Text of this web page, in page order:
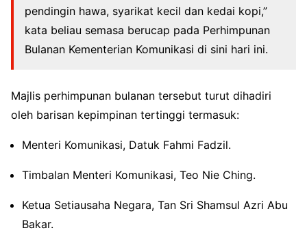
pendingin hawa, syarikat kecil dan kedai kopi,”
kata beliau semasa berucap pada Perhimpunan
Bulanan Kementerian Komunikasi di sini hari ini.
Majlis perhimpunan bulanan tersebut turut dihadiri
oleh barisan kepimpinan tertinggi termasuk:
Menteri Komunikasi, Datuk Fahmi Fadzil.
Timbalan Menteri Komunikasi, Teo Nie Ching.
Ketua Setiausaha Negara, Tan Sri Shamsul Azri Abu
Bakar.